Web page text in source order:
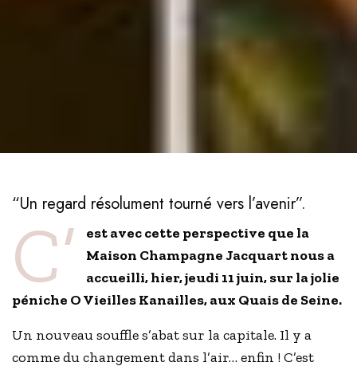
“Un regard résolument tourné vers l’avenir”.
C’
est avec cette perspective que la
Maison Champagne Jacquart nous a
accueilli, hier, jeudi 11 juin, sur la jolie
péniche O Vieilles Kanailles, aux Quais de Seine.
Un nouveau souffle s’abat sur la capitale. Il y a
comme du changement dans l’air… enfin ! C’est